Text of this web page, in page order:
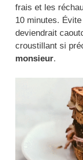
frais et les
10 minutes.
deviendrait
croustillant si
monsieur.